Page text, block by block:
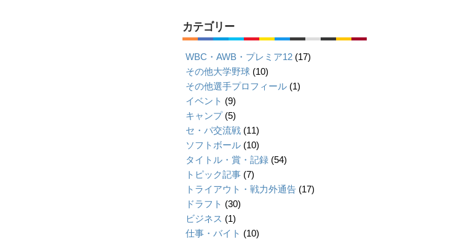
カテゴリー
WBC・AWB・プレミア12 (17)
その他大学野球 (10)
その他選手プロフィール (1)
イベント (9)
キャンプ(5)
セ・パ交流戦 (11)
ソフトボール (10)
タイトル・賞・記録 (54)
トピック記事 (7)
トライアウト・戦力外通告 (17)
ドラフト (30)
ビジネス (1)
仕事・バイト (10)